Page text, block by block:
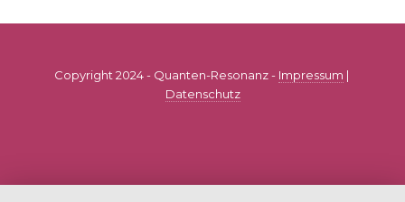
Copyright 2024 - Quanten-Resonanz - Impressum |
Datenschutz